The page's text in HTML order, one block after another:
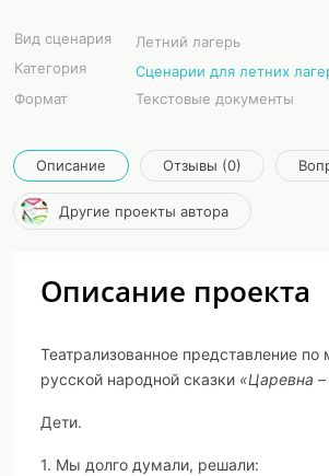
Вид сценария
Летний лагерь
Категория
Сценарии для летних
Формат
Текстовые документы
Описание Отзывы (0)
Другие проекты автора
Описание проекта
Театрализованное представление по
русской народной сказки «Царевна
Дети.
1. Мы долго думали, решали: